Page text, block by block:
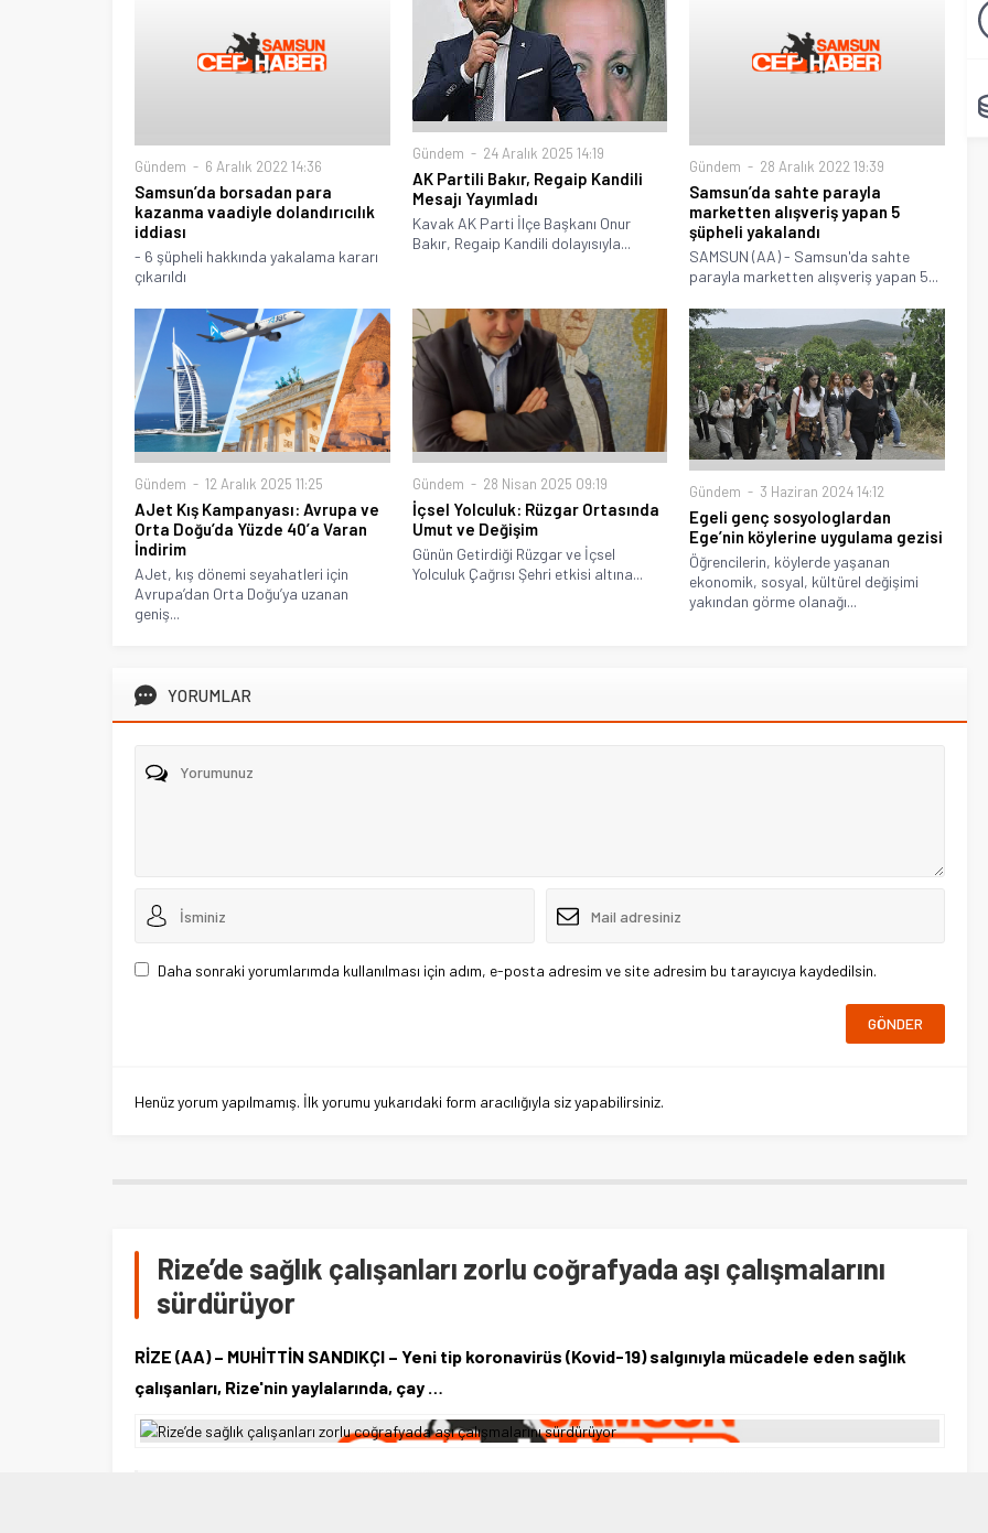
Gündem 6 Aralık 2022 14:36
Samsun’da borsadan para
kazanma vaadiyle dolandırıcılık
iddiası
- 6 şüpheli hakkında yakalama kararı
çıkarıldı
Gündem 24 Aralık 2025 14:19
AK Partili Bakır, Regaip Kandili
Mesajı Yayımladı
Kavak AK Parti İlçe Başkanı Onur
Bakır, Regaip Kandili dolayısıyla...
Gündem 28 Aralık 2022 19:39
Samsun’da sahte parayla
marketten alışveriş yapan 5
şüpheli yakalandı
SAMSUN (AA) - Samsun'da sahte
parayla marketten alışveriş yapan 5...
Gündem 12 Aralık 2025 11:25
AJet Kış Kampanyası: Avrupa ve
Orta Doğu’da Yüzde 40’a Varan
İndirim
AJet, kış dönemi seyahatleri için
Avrupa’dan Orta Doğu’ya uzanan
geniş...
Gündem 28 Nisan 2025 09:19
İçsel Yolculuk: Rüzgar Ortasında
Umut ve Değişim
Günün Getirdiği Rüzgar ve İçsel
Yolculuk Çağrısı Şehri etkisi altına...
Gündem 3 Haziran 2024 14:12
Egeli genç sosyologlardan
Ege’nin köylerine uygulama gezisi
Öğrencilerin, köylerde yaşanan
ekonomik, sosyal, kültürel değişimi
yakından görme olanağı...
YORUMLAR
Daha sonraki yorumlarımda kullanılması için adım, e-posta adresim ve site adresim bu tarayıcıya kaydedilsin.
Henüz yorum yapılmamış. İlk yorumu yukarıdaki form aracılığıyla siz yapabilirsiniz.
Rize’de sağlık çalışanları zorlu coğrafyada aşı çalışmalarını
sürdürüyor
RİZE (AA) – MUHİTTİN SANDIKÇI – Yeni tip koronavirüs (Kovid-19) salgınıyla mücadele eden sağlık
çalışanları, Rize'nin yaylalarında, çay …